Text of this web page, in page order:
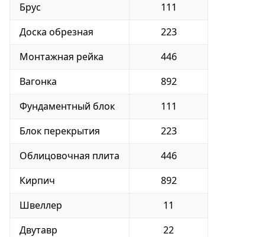
Брус
111
Доска обрезная
223
Монтажная рейка
446
Вагонка
892
Фундаментный блок
111
Блок перекрытия
223
Облицовочная плита
446
Кирпич
892
Швеллер
11
Двутавр
22